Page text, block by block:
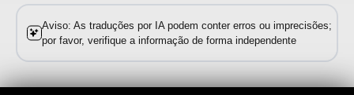
Aviso: As traduções por IA podem conter erros ou imprecisões;
por favor, verifique a informação de forma independente